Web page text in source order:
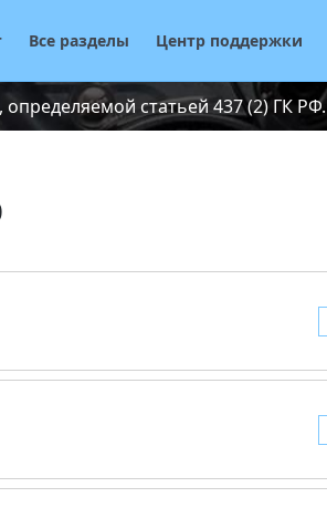
Все разделы Центр поддержки
статьей 437 (2) ГК РФ.